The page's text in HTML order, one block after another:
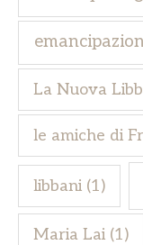
La Nuova
le amiche di
libbani (1)
Maria Lai (1)